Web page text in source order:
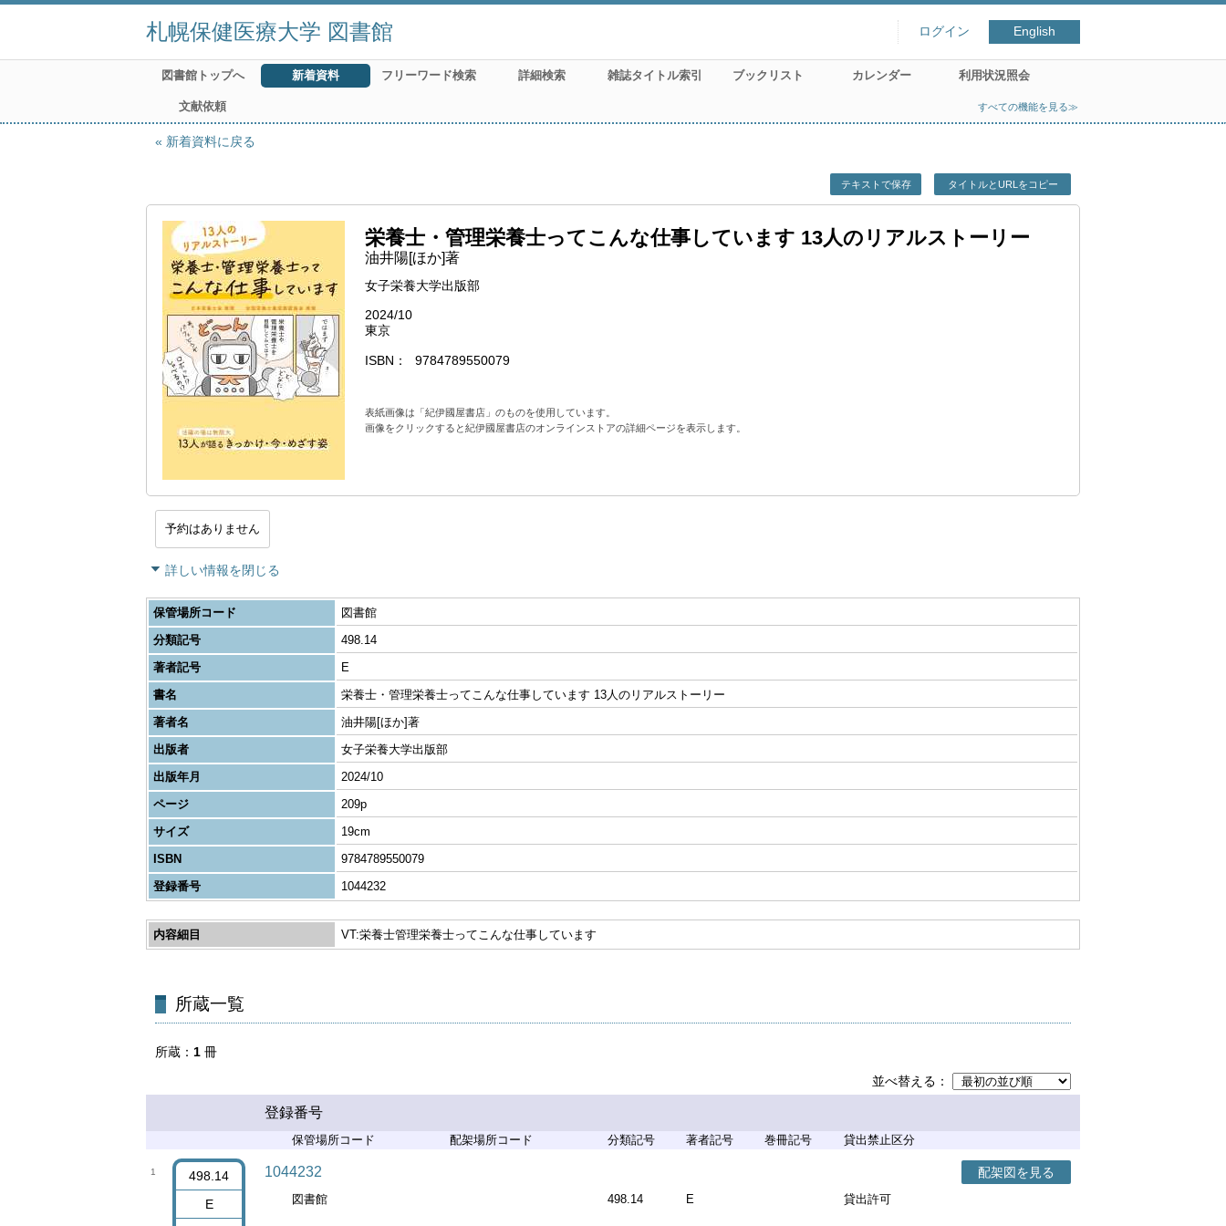
札幌保健医療大学 図書館 ログイン English
図書館トップへ 新着資料 フリーワード検索 詳細検索 雑誌タイトル索引 ブックリスト カレンダー 利用状況照会
文献依頼 すべての機能を見る≫
新着資料に戻る
テキストで保存 タイトルとURLをコピー
栄養士・管理栄養士ってこんな仕事しています 13人のリアルストーリー
油井陽[ほか]著
女子栄養大学出版部
2024/10
東京
ISBN 9784789550079
表紙画像は「紀伊國屋書店」のものを使用しています。
画像をクリックすると紀伊國屋書店のオンラインストアの詳細ページを表示します。
予約はありません
詳しい情報を閉じる
保管場所コード
図書館
分類記号
498.14
著者記号
E
書名
栄養士・管理栄養士ってこんな仕事しています 13人のリアルストーリー
著者名
油井陽[ほか]著
出版者
女子栄養大学出版部
出版年月
2024/10
ページ
209p
サイズ
19cm
ISBN
9784789550079
登録番号
1044232
内容細目 VT:栄養士管理栄養士ってこんな仕事しています
所蔵一覧
所蔵 1 冊
並べ替える
登録番号
保管場所コード 配架場所コード 分類記号 著者記号 巻冊記号 貸出禁止区分
1
498.14
E
1044232 配架図を見る
図書館 498.14 E 貸出許可